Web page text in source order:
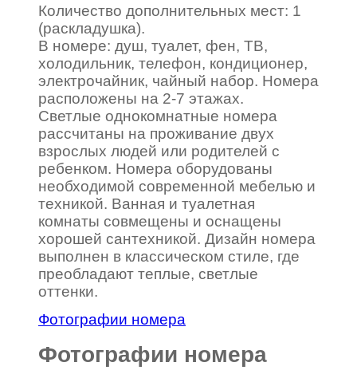
Количество дополнительных мест: 1
(раскладушка).
В номере: душ, туалет, фен, ТВ,
холодильник, телефон, кондиционер,
электрочайник, чайный набор. Номера
расположены на 2-7 этажах.
Светлые однокомнатные номера
рассчитаны на проживание двух
взрослых людей или родителей с
ребенком. Номера оборудованы
необходимой современной мебелью и
техникой. Ванная и туалетная
комнаты совмещены и оснащены
хорошей сантехникой. Дизайн номера
выполнен в классическом стиле, где
преобладают теплые, светлые
оттенки.
Фотографии номера
Фотографии номера